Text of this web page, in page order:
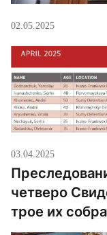
02.05.2025
03.04.2025
четверо
трое их